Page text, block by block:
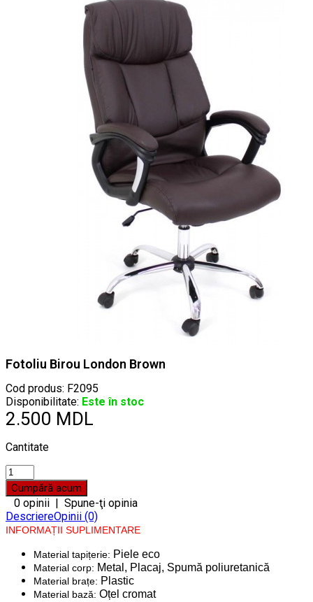
Fotoliu Birou London Brown
Cod produs: F2095
Disponibilitate: Este în stoc
2.500 MDL
Cantitate
0 opinii | Spune-ţi opinia
DescriereOpinii (0)
INFORMAȚII SUPLIMENTARE
Material tapițerie: Piele eco
Material corp: Metal, Placaj, Spumă poliuretanică
Material brațe: Plastic
Material bază: Oțel cromat